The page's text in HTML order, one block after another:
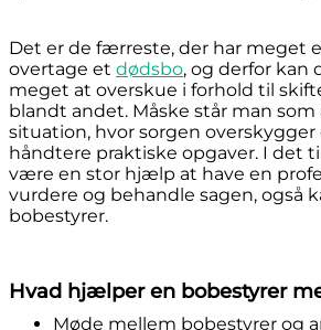
Det er de færreste, der har meget
overtage et dødsbo, og derfor kan
meget at overskue i forhold til
blandt andet. Måske står man som
situation, hvor sorgen
håndtere praktiske opgaver. I det
være en stor hjælp at have en
vurdere og behandle sagen, også
bobestyrer.
Hvad hjælper en bobestyrer
Møde mellem bobestyrer og